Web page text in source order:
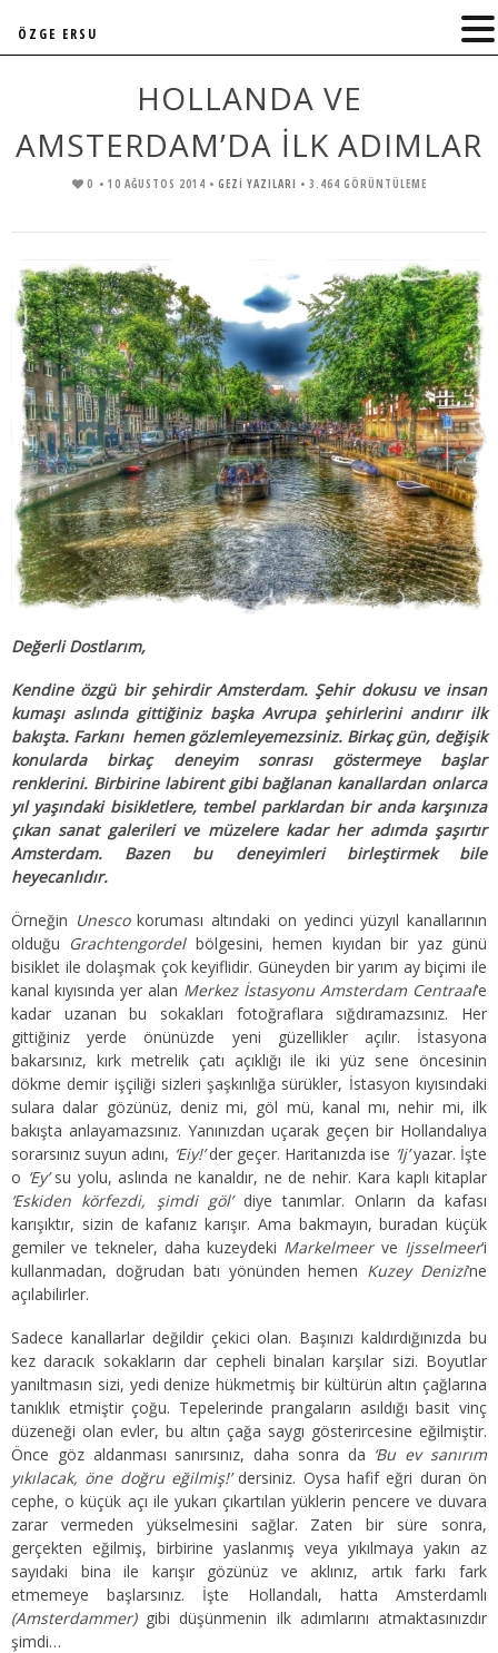
HOLLANDA VE
AMSTERDAM’DA İLK ADIMLAR
0 • 10 AĞUSTOS 2014 • GEZİ YAZILARI • 3.464 GÖRÜNTÜLEME
Değerli Dostlarım,
Kendine özgü bir şehirdir Amsterdam. Şehir dokusu ve insan
kumaşı aslında gittiğiniz başka Avrupa şehirlerini andırır ilk
bakışta. Farkını hemen gözlemleyemezsiniz. Birkaç gün, değişik
konularda birkaç deneyim sonrası göstermeye başlar
renklerini. Birbirine labirent gibi bağlanan kanallardan onlarca
yıl yaşındaki bisikletlere, tembel parklardan bir anda karşınıza
çıkan sanat galerileri ve müzelere kadar her adımda şaşırtır
Amsterdam. Bazen bu deneyimleri birleştirmek bile
heyecanlıdır.
Örneğin Unescokoruması altındaki on yedinci yüzyıl kanallarının
olduğu Grachtengordelbölgesini, hemen kıyıdan bir yaz günü
bisiklet ile dolaşmak çok keyiflidir. Güneyden bir yarım ay biçimi ile
kanal kıyısında yer alan Merkez İstasyonu Amsterdam Centraal‘e
kadar uzanan bu sokakları fotoğraflara sığdıramazsınız. Her
gittiğiniz yerde önünüzde yeni güzellikler açılır. İstasyona
bakarsınız, kırk metrelik çatı açıklığı ile iki yüz sene öncesinin
dökme demir işçiliği sizleri şaşkınlığa sürükler, İstasyon kıyısındaki
sulara dalar gözünüz, deniz mi, göl mü, kanal mı, nehir mi, ilk
bakışta anlayamazsınız. Yanınızdan uçarak geçen bir Hollandalıya
sorarsınız suyun adını, ‘Eiy!’der geçer. Haritanızda ise ‘Ij’yazar. İşte
o ‘Ey’su yolu, aslında ne kanaldır, ne de nehir. Kara kaplı kitaplar
‘Eskiden körfezdi, şimdi göl’ diye tanımlar. Onların da kafası
karışıktır, sizin de kafanız karışır. Ama bakmayın, buradan küçük
gemiler ve tekneler, daha kuzeydeki Markelmeer ve Ijsselmeer‘i
kullanmadan, doğrudan batı yönünden hemen Kuzey Denizi‘ne
açılabilirler.
Sadece kanallarlar değildir çekici olan. Başınızı kaldırdığınızda bu
kez daracık sokakların dar cepheli binaları karşılar sizi. Boyutlar
yanıltmasın sizi, yedi denize hükmetmiş bir kültürün altın çağlarına
tanıklık etmiştir çoğu. Tepelerinde prangaların asıldığı basit vinç
düzeneği olan evler, bu altın çağa saygı gösterircesine eğilmiştir.
Önce göz aldanması sanırsınız, daha sonra da ‘Bu ev sanırım
yıkılacak, öne doğru eğilmiş!’ dersiniz. Oysa hafif eğri duran ön
cephe, o küçük açı ile yukarı çıkartılan yüklerin pencere ve duvara
zarar vermeden yükselmesini sağlar. Zaten bir süre sonra,
gerçekten eğilmiş, birbirine yaslanmış veya yıkılmaya yakın az
sayıdaki bina ile karışır gözünüz ve aklınız, artık farkı fark
etmemeye başlarsınız. İşte Hollandalı, hatta Amsterdamlı
(Amsterdammer)gibi düşünmenin ilk adımlarını atmaktasınızdır
şimdi…
ÖZGE ERSU